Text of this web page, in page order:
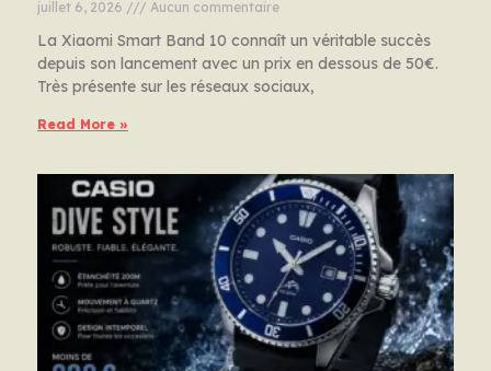
juillet 6, 2026 Aucun commentaire
La Xiaomi Smart Band 10 connaît un véritable succès
depuis son lancement avec un prix en dessous de 50€.
Très présente sur les réseaux sociaux,
Read More »